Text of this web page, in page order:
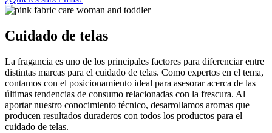
Cuidado de telas
La fragancia es uno de los principales factores para diferenciar entre
distintas marcas para el cuidado de telas. Como expertos en el tema,
contamos con el posicionamiento ideal para asesorar acerca de las
últimas tendencias de consumo relacionadas con la frescura. Al
aportar nuestro conocimiento técnico, desarrollamos aromas que
producen resultados duraderos con todos los productos para el
cuidado de telas.